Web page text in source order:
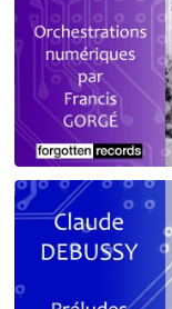
Debussy -
orchestrations